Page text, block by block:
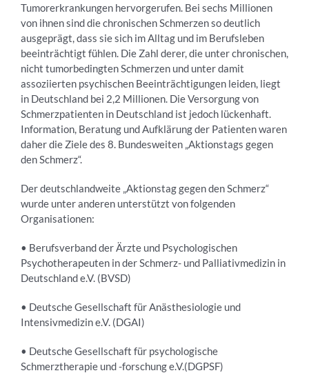
Tumorerkrankungen hervorgerufen. Bei sechs Millionen
von ihnen sind die chronischen Schmerzen so deutlich
ausgeprägt, dass sie sich im Alltag und im Berufsleben
beeinträchtigt fühlen. Die Zahl derer, die unter chronischen,
nicht tumorbedingten Schmerzen und unter damit
assoziierten psychischen Beeinträchtigungen leiden, liegt
in Deutschland bei 2,2 Millionen. Die Versorgung von
Schmerzpatienten in Deutschland ist jedoch lückenhaft.
Information, Beratung und Aufklärung der Patienten waren
daher die Ziele des 8. Bundesweiten „Aktionstags gegen
den Schmerz“.
Der deutschlandweite „Aktionstag gegen den Schmerz“
wurde unter anderen unterstützt von folgenden
Organisationen:
• Berufsverband der Ärzte und Psychologischen
Psychotherapeuten in der Schmerz- und Palliativmedizin in
Deutschland e.V. (BVSD)
• Deutsche Gesellschaft für Anästhesiologie und
Intensivmedizin e.V. (DGAI)
• Deutsche Gesellschaft für psychologische
Schmerztherapie und -forschung e.V.(DGPSF)